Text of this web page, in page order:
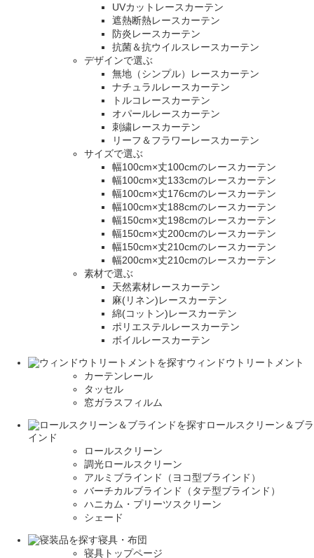
UVカットレースカーテン
遮熱断熱レースカーテン
防炎レースカーテン
抗菌＆抗ウイルスレースカーテン
デザインで選ぶ
無地（シンプル）レースカーテン
ナチュラルレースカーテン
トルコレースカーテン
オパールレースカーテン
刺繍レースカーテン
リーフ＆フラワーレースカーテン
サイズで選ぶ
幅100cm×丈100cmのレースカーテン
幅100cm×丈133cmのレースカーテン
幅100cm×丈176cmのレースカーテン
幅100cm×丈188cmのレースカーテン
幅150cm×丈198cmのレースカーテン
幅150cm×丈200cmのレースカーテン
幅150cm×丈210cmのレースカーテン
幅200cm×丈210cmのレースカーテン
素材で選ぶ
天然素材レースカーテン
麻(リネン)レースカーテン
綿(コットン)レースカーテン
ポリエステルレースカーテン
ボイルレースカーテン
ウィンドウトリートメント
カーテンレール
タッセル
窓ガラスフィルム
ロールスクリーン＆ブラ
インド
ロールスクリーン
調光ロールスクリーン
アルミブラインド（ヨコ型ブラインド）
バーチカルブラインド（タテ型ブラインド）
ハニカム・プリーツスクリーン
シェード
寝具・布団
寝具トップページ